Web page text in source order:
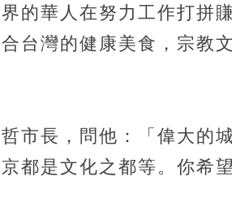
的華人在努力工作打拼
台灣的健康美食，宗教文
市長，問他：「偉大的城
都是文化之都等。你希望